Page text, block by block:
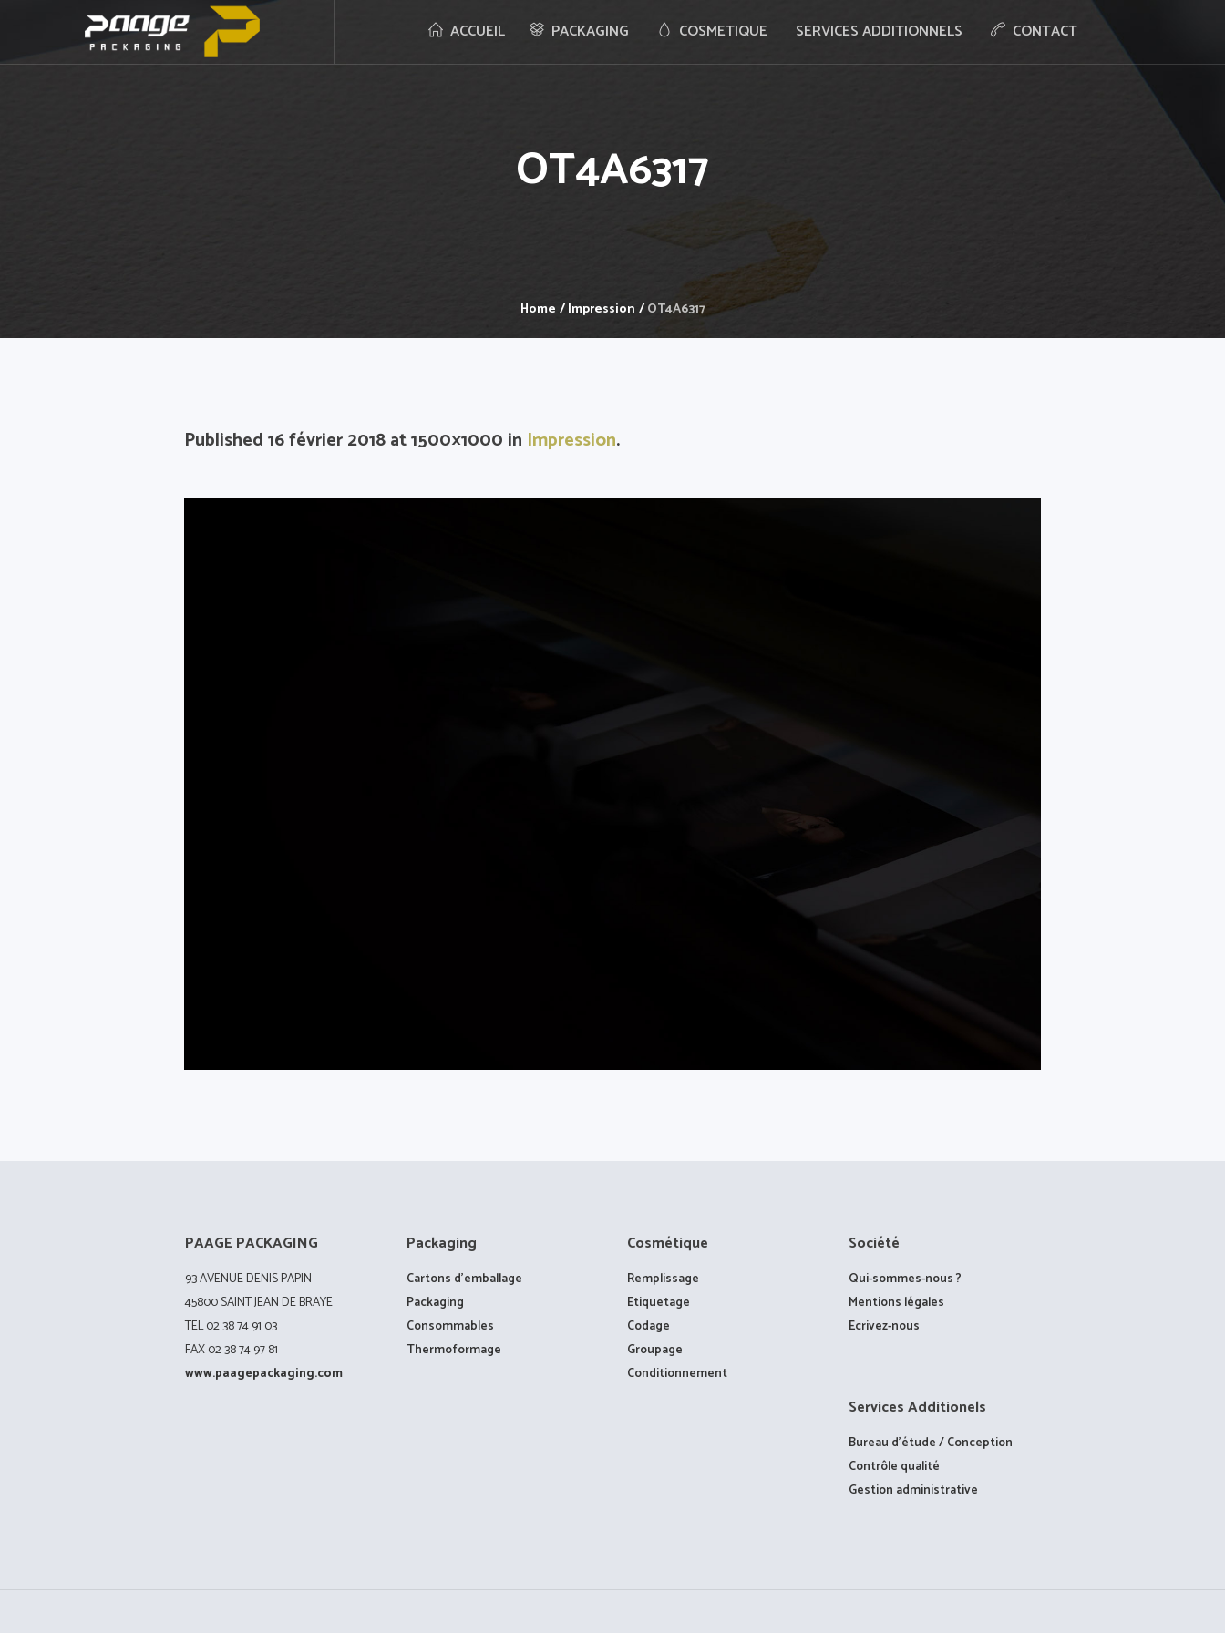
ACCUEIL PACKAGING COSMETIQUE SERVICES ADDITIONNELS CONTACT
OT4A6317
Home /Impression /OT4A6317
Published16 février 2018at 1500×1000 in Impression.
PAAGE PACKAGING
93 AVENUE DENIS PAPIN
45800 SAINT JEAN DE BRAYE
TEL 02 38 74 91 03
FAX 02 38 74 97 81
www.paagepackaging.com
Packaging
Cartons d’emballage
Packaging
Consommables
Thermoformage
Cosmétique
Remplissage
Etiquetage
Codage
Groupage
Conditionnement
Société
Qui-sommes-nous ?
Mentions légales
Ecrivez-nous
Services Additionels
Bureau d’étude / Conception
Contrôle qualité
Gestion administrative